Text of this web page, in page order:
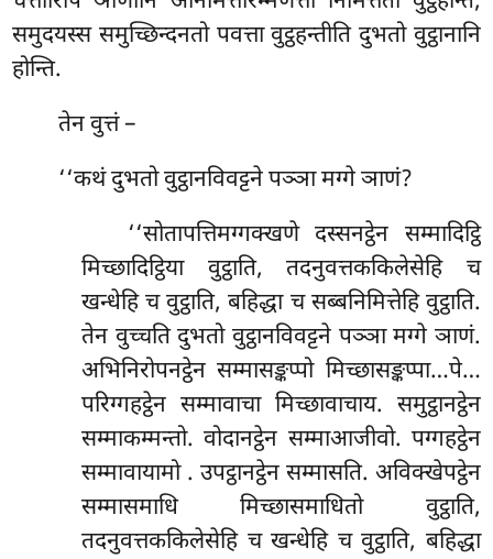
समुदयस्स समुच्छिन्दनतो पवत्ता वुट्ठहन्तीति दुभतो वुट्ठानानि
होन्ति.
तेन वुत्तं –
‘‘कथं दुभतो वुट्ठानविवट्टने पञ्ञा मग्गे ञाणं?
‘‘सोतापत्तिमग्गक्खणे दस्सनट्ठेन सम्मादिट्ठि
मिच्छादिट्ठिया वुट्ठाति, तदनुवत्तककिलेसेहि च
खन्धेहि च वुट्ठाति, बहिद्धा च सब्बनिमित्तेहि वुट्ठाति.
तेन वुच्चति दुभतो वुट्ठानविवट्टने पञ्ञा मग्गे ञाणं.
अभिनिरोपनट्ठेन सम्मासङ्कप्पो मिच्छासङ्कप्पा…पे…
परिग्गहट्ठेन सम्मावाचा मिच्छावाचाय. समुट्ठानट्ठेन
सम्माकम्मन्तो. वोदानट्ठेन सम्माआजीवो. पग्गहट्ठेन
सम्मावायामो . उपट्ठानट्ठेन सम्मासति. अविक्खेपट्ठेन
सम्मासमाधि मिच्छासमाधितो वुट्ठाति,
तदनुवत्तककिलेसेहि चखन्धेहि च वुट्ठाति, बहिद्धा